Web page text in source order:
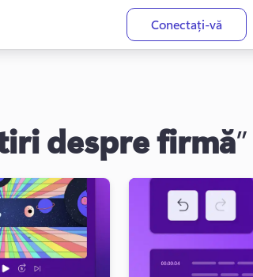
Conectați-vă
despre firmă”